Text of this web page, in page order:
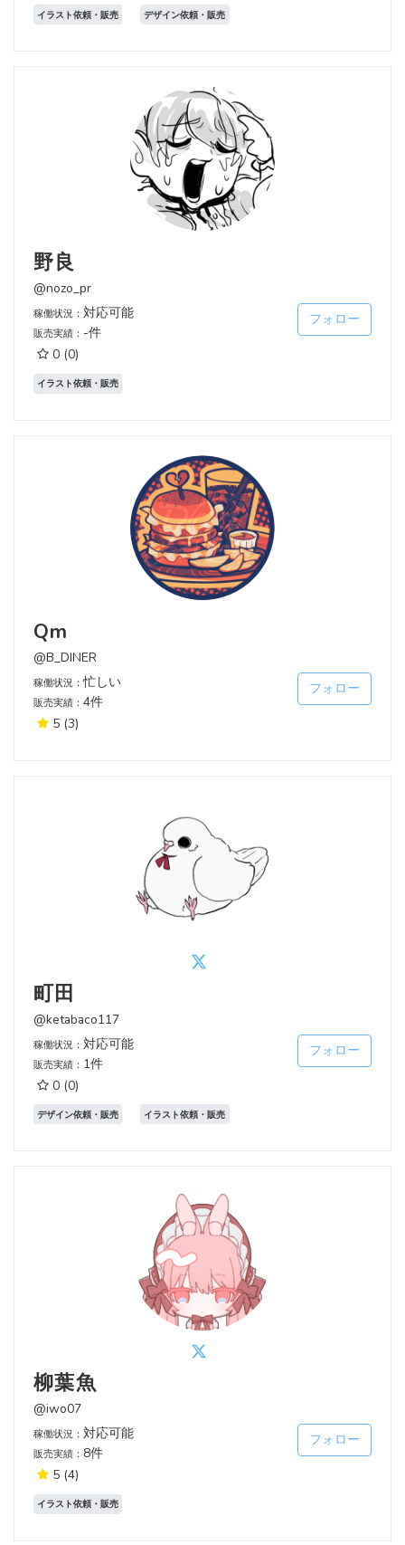
イラスト依頼・販売 デザイン依頼・販売
野良
@nozo_pr
稼働状況： 対応可能
販売実績： -件
0 (0)
フォロー
イラスト依頼・販売
Qm
@B_DINER
稼働状況：忙しい
販売実績： 4件
5 (3)
フォロー
町田
@ketabaco117
稼働状況： 対応可能
販売実績： 1件
0 (0)
フォロー
デザイン依頼・販売 イラスト依頼・販売
柳葉魚
@iwo07
稼働状況： 対応可能
販売実績： 8件
5 (4)
フォロー
イラスト依頼・販売